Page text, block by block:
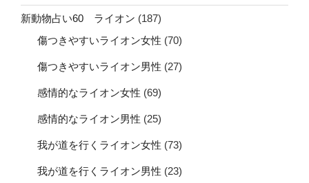
新動物占い60 ライオン (187)
傷つきやすいライオン女性 (70)
傷つきやすいライオン男性 (27)
感情的なライオン女性 (69)
感情的なライオン男性 (25)
我が道を行くライオン女性 (73)
我が道を行くライオン男性 (23)